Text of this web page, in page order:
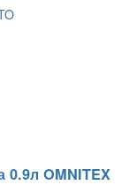
0.9л OMNITEX